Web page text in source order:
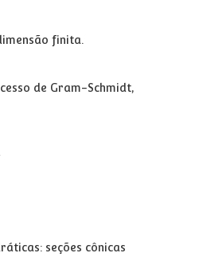
finita.
de Gram-Schmidt,
seções cônicas